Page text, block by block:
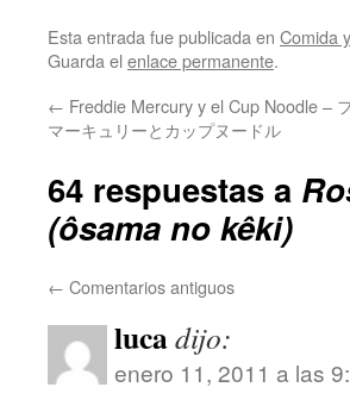
Esta entrada fue publicada en Comida
Guarda el enlace permanente.
← Freddie Mercury y el Cup Noodle –
マーキュリーとカップヌードル
64 respuestas a
(ôsama no kêki)
← Comentarios antiguos
lucadijo:
enero 11, 2011 a las